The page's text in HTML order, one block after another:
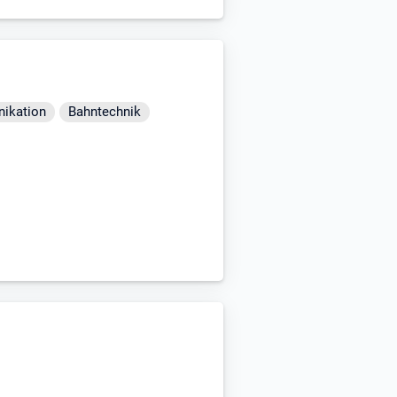
regulierten Umfeld mit –
Bahntechnik